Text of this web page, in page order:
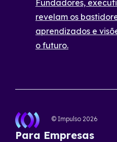
Fundadores,
revelam os
aprendizados e
o futuro.
© Impulso 2026
Para Empresas